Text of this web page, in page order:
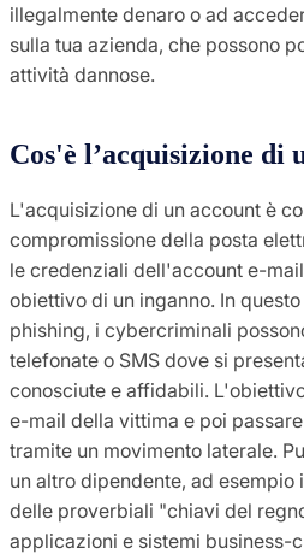
illegalmente denaro o ad
sulla tua azienda, che possono
attività dannose.
Cos'è l’acquisizione di
L'acquisizione di un account è
compromissione della posta
le credenziali dell'account e-
obiettivo di un inganno. In
phishing, i cybercriminali
telefonate o SMS dove si
conosciute e affidabili.
e-mail della vittima e poi
tramite un movimento laterale.
un altro dipendente, ad esempio
delle proverbiali "chiavi del
applicazioni e sistemi business-